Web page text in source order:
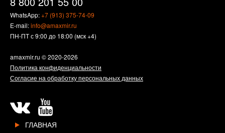
WhatsApp:+7 (913) 375-74-09
E-mail:info@amaxmir.ru
ПН-ПТ с 9:00 до 18:00 (мск +4)
amaxmir.ru © 2020-2026
Политика конфиденциальности
Согласие на обработку персональных данных
ГЛАВНАЯ